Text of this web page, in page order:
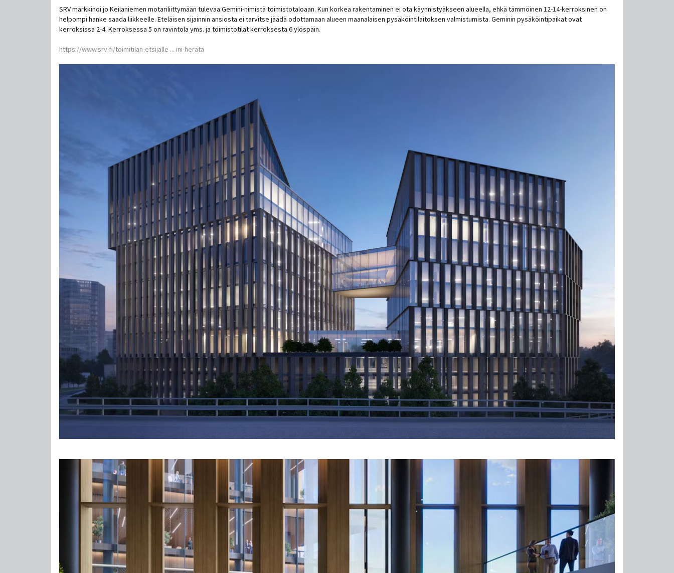
SRV markkinoi jo Keilaniemen motariliittymään tulevaa Gemini-nimistä toimistotaloaan. Kun korkea rakentaminen ei ota käynnistyäkseen alueella, ehkä tämmöinen 12-14-kerroksinen on
helpompi hanke saada liikkeelle. Eteläisen sijainnin ansiosta ei tarvitse jäädä odottamaan alueen maanalaisen pysäköintilaitoksen valmistumista. Geminin pysäköintipaikat ovat
kerroksissa 2-4. Kerroksessa 5 on ravintola yms. ja toimistotilat kerroksesta 6 ylöspäin.
https://www.srv.fi/toimitilan-etsijalle ... ini-herata